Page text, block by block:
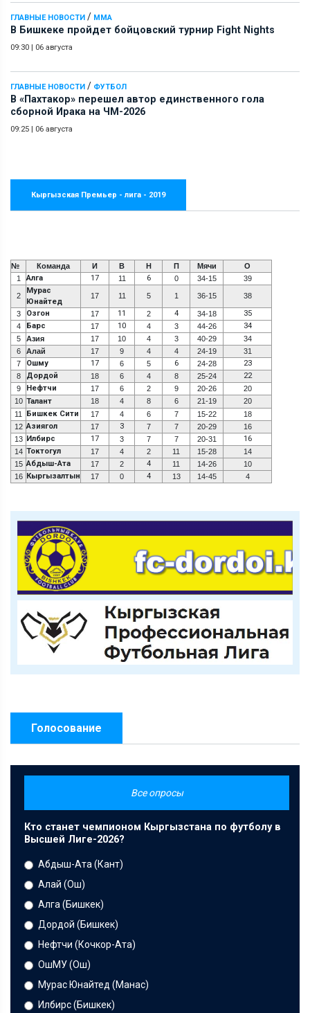
ГЛАВНЫЕ НОВОСТИ / ММА
В Бишкеке пройдет бойцовский турнир Fight Nights
09:30 | 06 августа
ГЛАВНЫЕ НОВОСТИ / ФУТБОЛ
В «Пахтакор» перешел автор единственного гола
сборной Ирака на ЧМ-2026
09:25 | 06 августа
Кыргызская Премьер - лига - 2019
№ Команда И В Н П Мячи
О
1
Алга 17 11 6 0 34-15 39
2
Мурас
Юнайтед
17 11 5 1 36-15 38
3 Озгон 17 11 2 4 34-18 35
4 Барс 17 10 4 3 44-26 34
5 Азия 17 10 4 3 40-29
34
6
Алай 17 9 4 4 24-19
31
7
Ошму 17 6 5 6 24-28 23
8 Дордой 18 6 4 8 25-24 22
9 Нефтчи 17 6 2 9 20-26
20
10 Талант 18 4 8 6 21-19
20
11
Бишкек Сити 17 4 6 7 15-22
18
12 Азиягол 17 3 7 7 20-29
16
13 Илбирс 17 3 7 7 20-31 16
14 Токтогул 17 4 2 11 15-28
14
15 Абдыш-Ата 17 2 4 11 14-26
10
16 Кыргызалтын 17 0 4 13 14-45 4
Голосование
Все опросы
Кто станет чемпионом Кыргызстана по футболу в
Высшей Лиге-2026?
Абдыш-Ата (Кант)
Алай (Ош)
Алга (Бишкек)
Дордой (Бишкек)
Нефтчи (Кочкор-Ата)
ОшМУ (Ош)
Мурас Юнайтед (Манас)
Илбирс (Бишкек)